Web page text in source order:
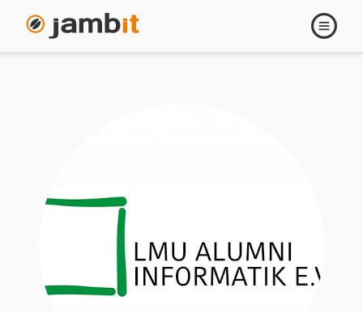
öffnen